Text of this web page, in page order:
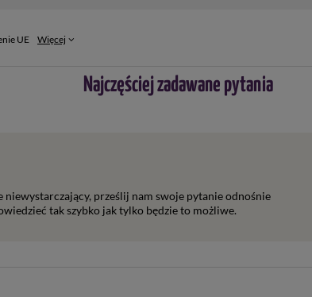
UE Więcej
Najczęściej zadawane pytania
niewystarczający, prześlij nam swoje pytanie odnośnie
tak szybko jak tylko będzie to możliwe.